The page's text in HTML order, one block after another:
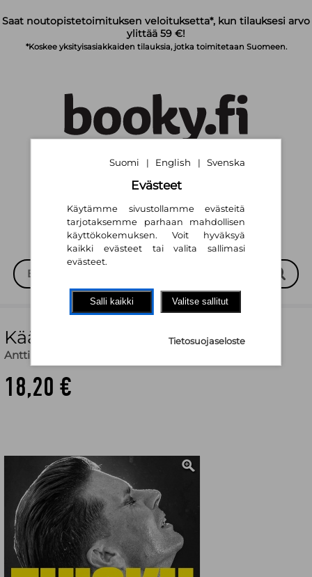
Saat noutopistetoimituksen veloituksetta*, kun tilauksesi arvo
ylittää 59 €!
*Koskee yksityisasiakkaiden tilauksia, jotka toimitetaan Suomeen.
Suomi | English | Svenska
Käännekohta
Antti Tuisku
18,20 €
Suomi | English | Svenska
Evästeet
Käytämme sivustollamme evästeitä
tarjotaksemme parhaan mahdollisen
käyttökokemuksen. Voit hyväksyä
kaikki evästeet tai valita sallimasi
evästeet.
Salli kaikki Valitse sallitut
Tietosuojaseloste